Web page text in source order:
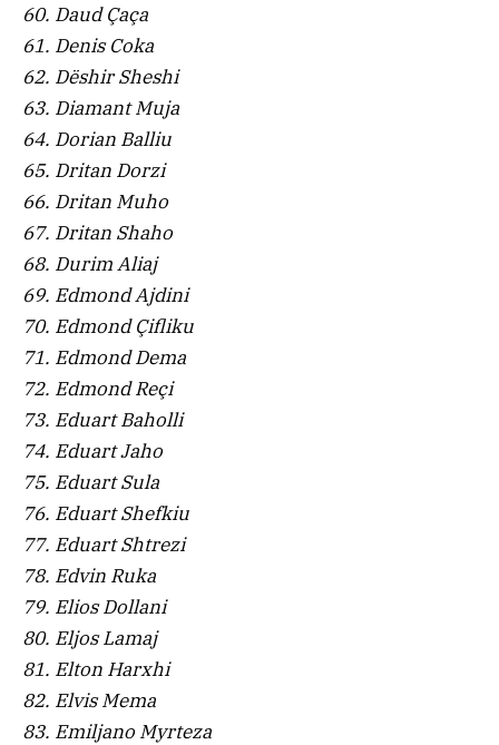
60. Daud Çaça
61. Denis Coka
62. Dëshir Sheshi
63. Diamant Muja
64. Dorian Balliu
65. Dritan Dorzi
66. Dritan Muho
67. Dritan Shaho
68. Durim Aliaj
69. Edmond Ajdini
70. Edmond Çifliku
71. Edmond Dema
72. Edmond Reçi
73. Eduart Baholli
74. Eduart Jaho
75. Eduart Sula
76. Eduart Shefkiu
77. Eduart Shtrezi
78. Edvin Ruka
79. Elios Dollani
80. Eljos Lamaj
81. Elton Harxhi
82. Elvis Mema
83. Emiljano Myrteza